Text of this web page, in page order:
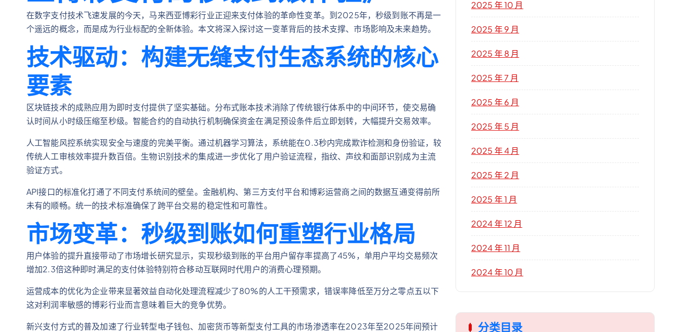
在数字支付技术飞速发展的今天，马来西亚博彩行业正迎来支付体验的革命性变革。到2025年，秒级到账不再是一
个遥远的概念，而是成为行业标配的全新体验。本文将深入探讨这一变革背后的技术支撑、市场影响及未来趋势。
技术驱动：构建无缝支付生态系统的核心
要素
区块链技术的成熟应用为即时支付提供了坚实基础。分布式账本技术消除了传统银行体系中的中间环节，使交易确
认时间从小时级压缩至秒级。智能合约的自动执行机制确保资金在满足预设条件后立即划转，大幅提升交易效率。
人工智能风控系统实现安全与速度的完美平衡。通过机器学习算法，系统能在0.3秒内完成欺诈检测和身份验证，较
传统人工审核效率提升数百倍。生物识别技术的集成进一步优化了用户验证流程，指纹、声纹和面部识别成为主流
验证方式。
API接口的标准化打通了不同支付系统间的壁垒。金融机构、第三方支付平台和博彩运营商之间的数据互通变得前所
未有的顺畅。统一的技术标准确保了跨平台交易的稳定性和可靠性。
市场变革：秒级到账如何重塑行业格局
用户体验的提升直接带动了市场增长研究显示，实现秒级到账的平台用户留存率提高了45%，单用户平均交易频次
增加2.3倍这种即时满足的支付体验特别符合移动互联网时代用户的消费心理预期。
运营成本的优化为企业带来显著效益自动化处理流程减少了80%的人工干预需求，错误率降低至万分之零点五以下
这对利润率敏感的博彩行业而言意味着巨大的竞争优势。
新兴支付方式的普及加速了行业转型电子钱包、加密货币等新型支付工具的市场渗透率在2023年至2025年间预计
2025 年 10 月
2025 年 9 月
2025 年 8 月
2025 年 7 月
2025 年 6 月
2025 年 5 月
2025 年 4 月
2025 年 2 月
2025 年 1 月
2024 年 12 月
2024 年 11 月
2024 年 10 月
分类目录